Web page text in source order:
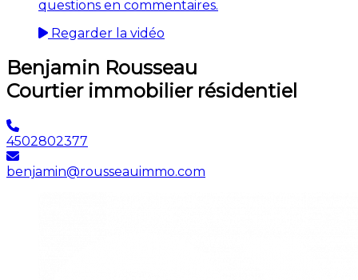
questions en commentaires.
Regarder la vidéo
Benjamin Rousseau
Courtier immobilier résidentiel
4502802377
benjamin@rousseauimmo.com